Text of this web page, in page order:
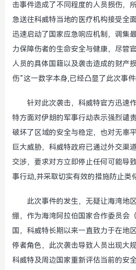
击事件造成了不同程度的人员损伤，
急送往科威特当地的医疗机构接受全
迅速启动了国家应急响应机制，调集
力保障伤者的生命安全与健康，尽管
人员的具体国籍以及袭击造成的财产
伤”这一数字本身,已经凸显了此次事件
针对此次袭击，科威特官方迅速
特方面对伊朗的军事行动表示强烈谴
破坏了区域的安全与稳定，也对无辜
巨大威胁，科威特政府已通过外交渠
交涉，要求对方立即停止任何可能导
事行动,并采取切实有效的措施防止类
此次事件的发生，无疑让海湾地
绷，作为海湾阿拉伯国家合作委员会
国，科威特长期以来一直致力于在地
停者角色，此次袭击导致人员出现大
科威特及周边国家重新评估当前的安